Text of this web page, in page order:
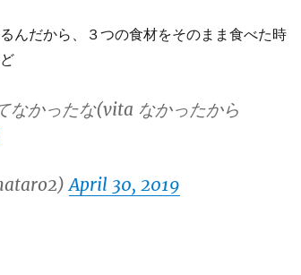
んだから、３つの食材をそのまま食べた時
なかったな(vita なかったから
April 30, 2019